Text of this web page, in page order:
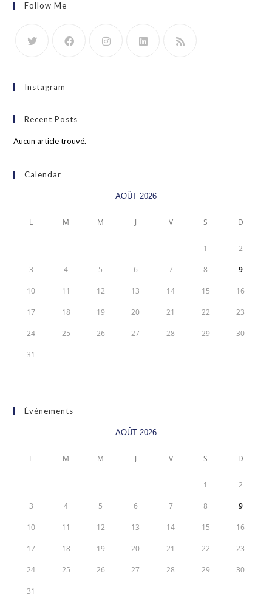
Follow Me
Instagram
Recent Posts
Aucun article trouvé.
Calendar
AOÛT 2026
L M M J V S D
1 2
3 4 5 6 7 8 9
10 11 12 13 14 15 16
17 18 19 20 21 22 23
24 25 26 27 28 29 30
31
Événements
AOÛT 2026
L M M J V S D
1 2
3 4 5 6 7 8 9
10 11 12 13 14 15 16
17 18 19 20 21 22 23
24 25 26 27 28 29 30
31